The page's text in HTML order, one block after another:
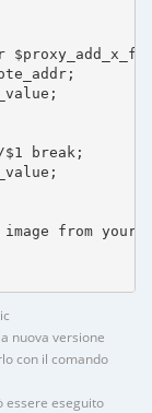
break;
from your
nuova versione
con il comando
essere eseguito